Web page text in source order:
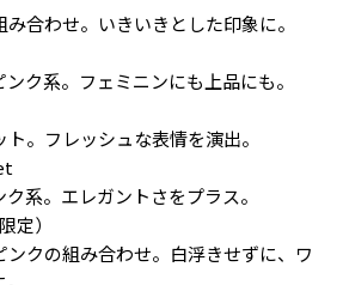
合わせ。いきいきとした印象に。
ク系。フェミニンにも上品にも。
。フレッシュな表情を演出。
系。エレガントさをプラス。
）
クの組み合わせ。白浮きせずに、ワ